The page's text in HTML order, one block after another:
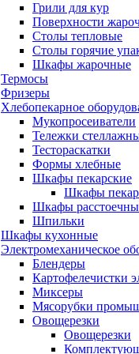
Грили для кур
Поверхности
Столы тепловые
Столы горячие
Шкафы жарочные
Термосы
Фризеры
Хлебопекарное
Мукопросеиватели
Тележки
Тестораскатки
Формы хлебные
Шкафы пекарские
Шкафы
Шкафы
Шпильки
Шкафы кухонные
Электромеханическое
Блендеры
Картофелечистки
Миксеры
Мясорубки
Овощерезки
Овощерезки